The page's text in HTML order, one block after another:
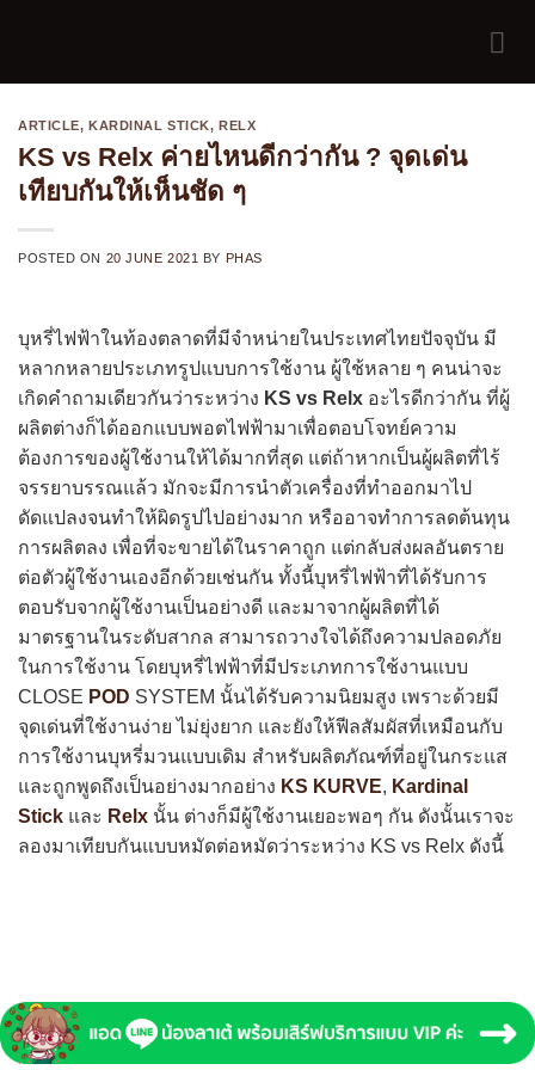
ARTICLE,KARDINAL STICK,RELX
KS vs Relx ค่ายไหนดีกว่ากัน ? จุดเด่น
เทียบกันให้เห็นชัด ๆ
POSTED ON 20 JUNE 2021 BY PHAS
บุหรี่ไฟฟ้าในท้องตลาดที่มีจำหน่ายในประเทศไทยปัจจุบัน มี
หลากหลายประเภทรูปแบบการใช้งาน ผู้ใช้หลาย ๆ คนน่าจะ
เกิดคำถามเดียวกันว่าระหว่าง KS vs Relx อะไรดีกว่ากัน ที่ผู้
ผลิตต่างก็ได้ออกแบบพอตไฟฟ้ามาเพื่อตอบโจทย์ความ
ต้องการของผู้ใช้งานให้ได้มากที่สุด แต่ถ้าหากเป็นผู้ผลิตที่ไร้
จรรยาบรรณแล้ว มักจะมีการนำตัวเครื่องที่ทำออกมาไป
ดัดแปลงจนทำให้ผิดรูปไปอย่างมาก หรืออาจทำการลดต้นทุน
การผลิตลง เพื่อที่จะขายได้ในราคาถูก แต่กลับส่งผลอันตราย
ต่อตัวผู้ใช้งานเองอีกด้วยเช่นกัน ทั้งนี้บุหรี่ไฟฟ้าที่ได้รับการ
ตอบรับจากผู้ใช้งานเป็นอย่างดี และมาจากผู้ผลิตที่ได้
มาตรฐานในระดับสากล สามารถวางใจได้ถึงความปลอดภัย
ในการใช้งาน โดยบุหรี่ไฟฟ้าที่มีประเภทการใช้งานแบบ
CLOSE POD SYSTEM นั้นได้รับความนิยมสูง เพราะด้วยมี
จุดเด่นที่ใช้งานง่าย ไม่ยุ่งยาก และยังให้ฟีลสัมผัสที่เหมือนกับ
การใช้งานบุหรี่มวนแบบเดิม สำหรับผลิตภัณฑ์ที่อยู่ในกระแส
และถูกพูดถึงเป็นอย่างมากอย่าง KS KURVE, Kardinal
Stick และ Relx นั้น ต่างก็มีผู้ใช้งานเยอะพอๆ กัน ดังนั้นเราจะ
ลองมาเทียบกันแบบหมัดต่อหมัดว่าระหว่าง KS vs Relx ดังนี้